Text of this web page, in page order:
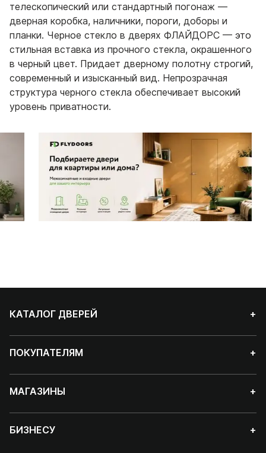
телескопический или стандартный погонаж —
дверная коробка, наличники, пороги, доборы и
планки. Черное стекло в дверях ФЛАЙДОРС — это
стильная вставка из прочного стекла, окрашенного
в черный цвет. Придает дверному полотну строгий,
современный и изысканный вид. Непрозрачная
структура черного стекла обеспечивает высокий
уровень приватности.
КАТАЛОГ ДВЕРЕЙ +
ПОКУПАТЕЛЯМ +
МАГАЗИНЫ +
БИЗНЕСУ +